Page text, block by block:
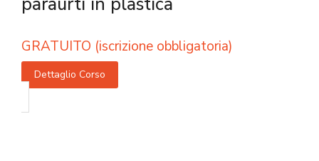
GRATUITO (iscrizione obbligatoria)
Dettaglio Corso